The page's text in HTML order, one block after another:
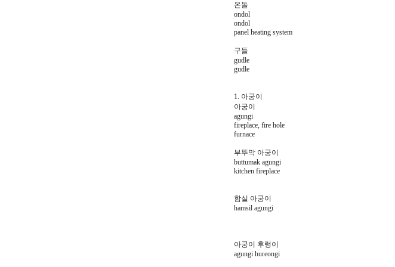
온돌
ondol
ondol
panel heating system
구들
gudle
gudle
1. 아궁이
아궁이
agungi
fireplace, fire hole
furnace
부뚜막 아궁이
buttumak agungi
kitchen fireplace
함실 아궁이
hamsil agungi
아궁이 후렁이
agungi hureongi